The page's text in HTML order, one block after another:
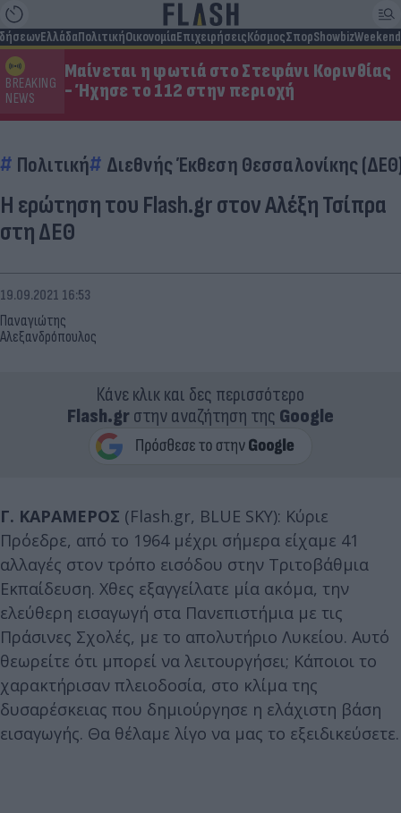
ΕλλάδαΠολιτικήΟικονομίαΕπιχειρήσειςΚόσμοςΣπορShowbizWeekend
BREAKING
NEWS
Μαίνεται η φωτιά στο Στεφάνι Κορινθίας
- Ήχησε το 112 στην περιοχή
Πολιτική Διεθνής Έκθεση Θεσσαλονίκης
Η ερώτηση του Flash.gr στον Αλέξη Τσίπρα
στη ΔΕΘ
Παναγιώτης
Αλεξανδρόπουλος
19.09.2021 16:53
Κάνε κλικ και δες περισσότερο
Flash.grστην αναζήτηση της Google
Γ. ΚΑΡΑΜΕΡΟΣ (Flash.gr, BLUE SKY): Κύριε
Πρόεδρε, από το 1964 μέχρι σήμερα είχαμε 41
αλλαγές στον τρόπο εισόδου στην Τριτοβάθμια
Εκπαίδευση. Χθες εξαγγείλατε μία ακόμα, την
ελεύθερη εισαγωγή στα Πανεπιστήμια με τις
Πράσινες Σχολές, με το απολυτήριο Λυκείου. Αυτό
θεωρείτε ότι μπορεί να λειτουργήσει; Κάποιοι το
χαρακτήρισαν πλειοδοσία, στο κλίμα της
δυσαρέσκειας που δημιούργησε η ελάχιστη βάση
εισαγωγής. Θα θέλαμε λίγο να μας το εξειδικεύσετε.